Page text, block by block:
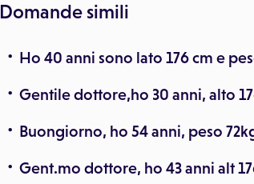
Domande simili
Ho 40 anni sono lato 176 cm e
Gentile dottore,ho 30 anni, alto
Buongiorno, ho 54 anni, peso
Gent.mo dottore, ho 43 anni alt